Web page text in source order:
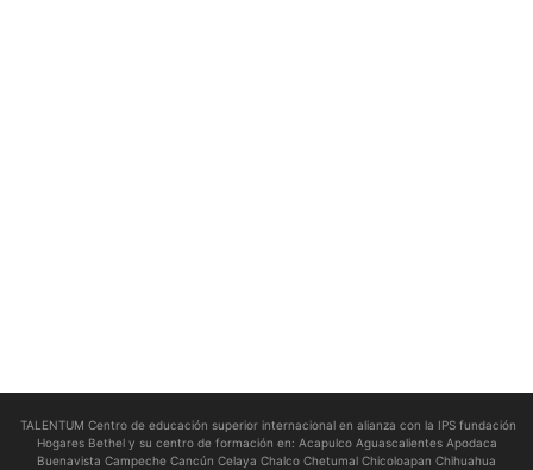
TALENTUM Centro de educación superior internacional en alianza con la IPS fundación
Hogares Bethel y su centro de formación en: Acapulco Aguascalientes Apodaca
Buenavista Campeche Cancún Celaya Chalco Chetumal Chicoloapan Chihuahua